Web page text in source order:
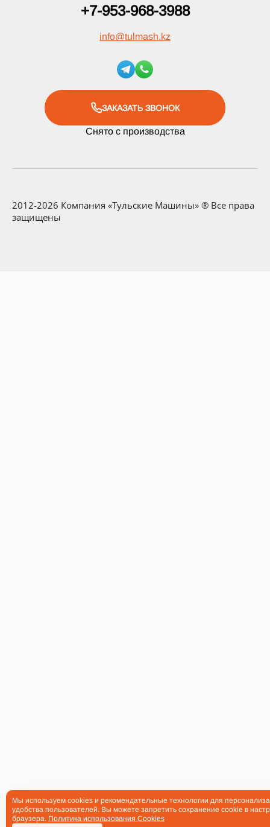
+7-953-968-3988
info@tulmash.kz
ЗАКАЗАТЬ ЗВОНОК
Снято с производства
2012-2026 Компания «Тульские Машины» ® Все права
защищены
Мы используем cookies и рекомендательные технологии для
удобства пользователей. Вы можете запретить сохранение cookie в
браузера. Политика использования Cookies